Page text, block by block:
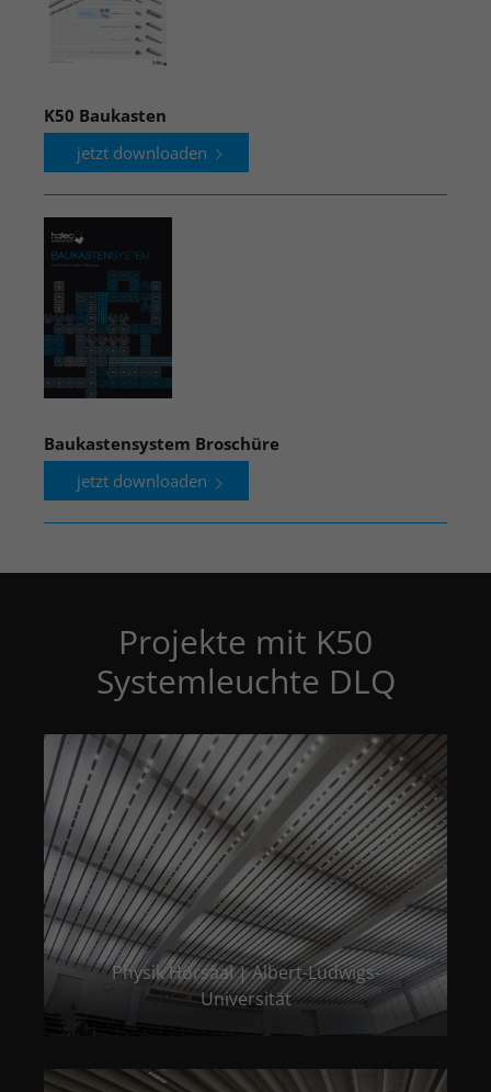
K50 Baukasten
jetzt downloaden
Baukastensystem Broschüre
jetzt downloaden
Projekte mit K50
Systemleuchte DLQ
Physik Hörsaal | Albert-Ludwigs-
Universität